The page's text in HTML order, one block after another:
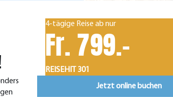
4-tägige Reise ab nur
Fr. 799.-
REISEHIT 301
Jetzt online buchen